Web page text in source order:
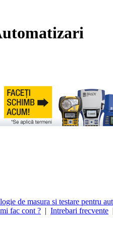
de masura si testare pentru
fac cont ? | Intrebari frecvente